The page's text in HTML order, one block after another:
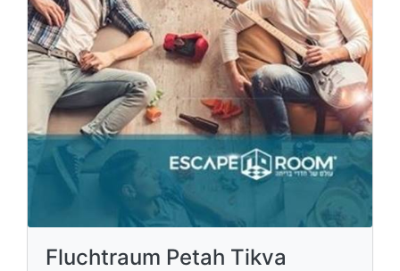
Fluchtraum Petah Tikva